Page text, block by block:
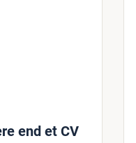
end et CV